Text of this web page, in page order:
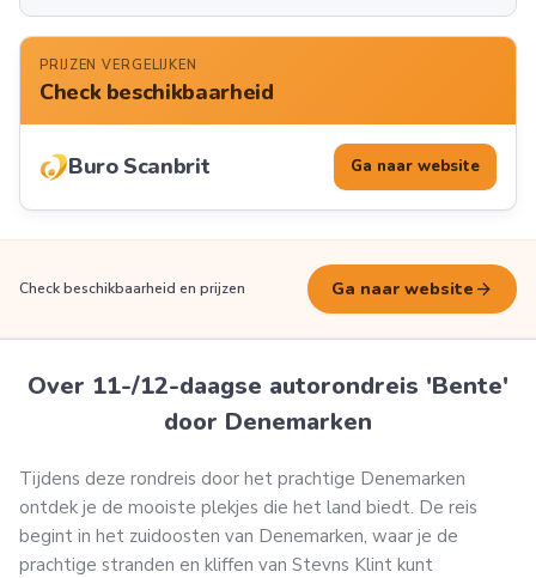
PRIJZEN VERGELIJKEN
Check beschikbaarheid
Buro Scanbrit Ga naar website
Check beschikbaarheid en prijzen Ga naar website arrow_forward
Over 11-/12-daagse autorondreis 'Bente'
door Denemarken
Tijdens deze rondreis door het prachtige Denemarken
ontdek je de mooiste plekjes die het land biedt. De reis
begint in het zuidoosten van Denemarken, waar je de
prachtige stranden en kliffen van Stevns Klint kunt